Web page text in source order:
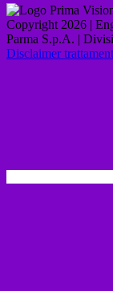
Copyright 2026 |
Parma S.p.A. |
Disclaimer